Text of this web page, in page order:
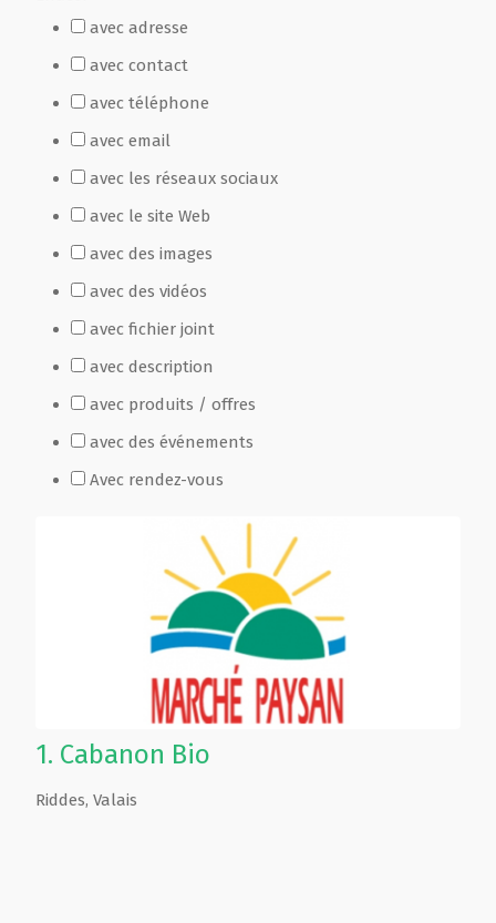
avec adresse
avec contact
avec téléphone
avec email
avec les réseaux sociaux
avec le site Web
avec des images
avec des vidéos
avec fichier joint
avec description
avec produits / offres
avec des événements
Avec rendez-vous
1. Cabanon Bio
Riddes, Valais
Fête Marché Paysan
Partenaires